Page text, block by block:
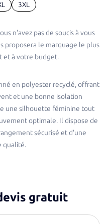
3XL
n'avez pas de soucis à vous
proposera le marquage le plus
et à votre budget.
en polyester recyclé, offrant
et une bonne isolation
une silhouette féminine tout
optimale. Il dispose de
sécurisé et d'une
qualité.​
gratuit